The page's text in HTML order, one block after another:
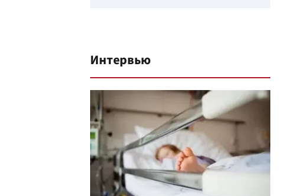
Интервью